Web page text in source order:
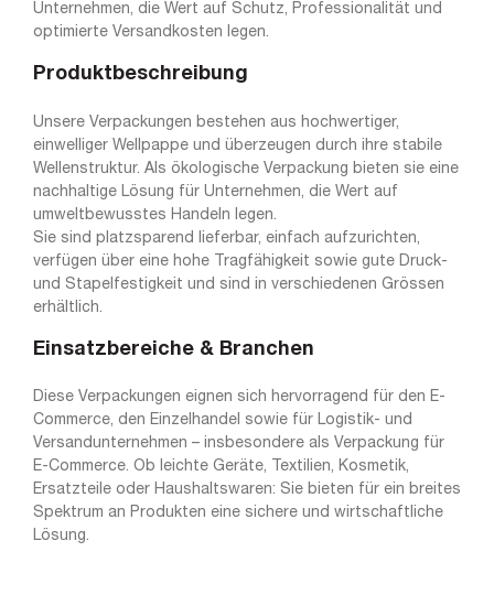
Unternehmen, die Wert auf Schutz, Professionalität und
optimierte Versandkosten legen.
Produktbeschreibung
Unsere Verpackungen bestehen aus hochwertiger,
einwelliger Wellpappe und überzeugen durch ihre stabile
Wellenstruktur. Als ökologische Verpackung bieten sie eine
nachhaltige Lösung für Unternehmen, die Wert auf
umweltbewusstes Handeln legen.
Sie sind platzsparend lieferbar, einfach aufzurichten,
verfügen über eine hohe Tragfähigkeit sowie gute Druck-
und Stapelfestigkeit und sind in verschiedenen Grössen
erhältlich.
Einsatzbereiche & Branchen
Diese Verpackungen eignen sich hervorragend für den E-
Commerce, den Einzelhandel sowie für Logistik- und
Versandunternehmen – insbesondere als Verpackung für
E-Commerce. Ob leichte Geräte, Textilien, Kosmetik,
Ersatzteile oder Haushaltswaren: Sie bieten für ein breites
Spektrum an Produkten eine sichere und wirtschaftliche
Lösung.